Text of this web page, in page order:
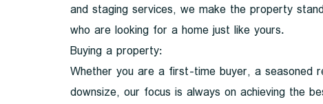
and staging services, we make the property
who are looking for a home just like yours.
Buying a property:
Whether you are a first-time buyer, a seasoned
downsize, our focus is always on achieving the